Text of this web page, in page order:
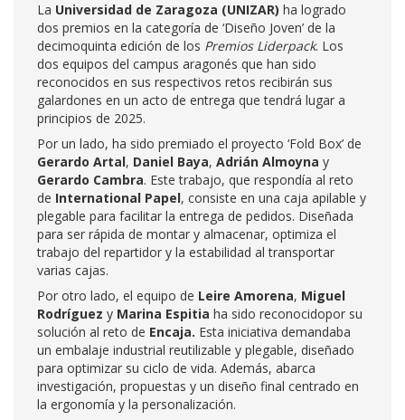
La Universidad de Zaragoza (UNIZAR) ha logrado
dos premios en la categoría de ‘Diseño Joven’ de la
decimoquinta edición de los Premios Liderpack. Los
dos equipos del campus aragonés que han sido
reconocidos en sus respectivos retos recibirán sus
galardones en un acto de entrega que tendrá lugar a
principios de 2025.
Por un lado, ha sido premiado el proyecto ‘Fold Box’ de
Gerardo Artal, Daniel Baya, Adrián Almoyna y
Gerardo Cambra. Este trabajo, que respondía al reto
de International Papel, consiste en una caja apilable y
plegable para facilitar la entrega de pedidos. Diseñada
para ser rápida de montar y almacenar, optimiza el
trabajo del repartidor y la estabilidad al transportar
varias cajas.
Por otro lado, el equipo de Leire Amorena, Miguel
Rodríguez y Marina Espitia ha sido reconocidopor su
solución al reto de Encaja. Esta iniciativa demandaba
un embalaje industrial reutilizable y plegable, diseñado
para optimizar su ciclo de vida. Además, abarca
investigación, propuestas y un diseño final centrado en
la ergonomía y la personalización.